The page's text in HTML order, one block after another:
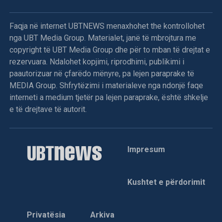
Sipas Tahirit, refuzimi i shumicës për të proceduar me
propozimin e kandidatit për kryetar të Kuvendit është një
përpjekje e qëllimshme për të thelluar ngërçin politik në
vend.
Deputetja e AAK-së gjuan me vezë drejt Kurtit,
përplasje fizike mes deputetëve
Menjëherë pas përfundimit të fjalës së Kryeministrit Albin
Kurti, deputetja e Aleancës për Ardhmërinë e Kosovës,
Time Kadriaj, është afruar drejt foltores dhe ka gjuajtur me
menjëhershëm të deputetëve nga grupe të ndryshme
tensioneve dhe pamundësisë për të vazhduar punimet,
ndërpresë seancën.
Faqja në internet UBTNEWS menaxhohet the kontrollohet
nga UBT Media Group. Materialet, janë të mbrojtura me
copyright të UBT Media Group dhe për to mban të drejtat e
rezervuara. Ndalohet kopjimi, riprodhimi, publikimi i
paautorizuar në çfarëdo mënyre, pa lejen paraprake të
MEDIA Group. Shfrytëzimi i materialeve nga ndonjë faqe
interneti a medium tjetër pa lejen paraprake, është shkelje
e të drejtave të autorit.
Impresum
Kushtet e përdorimit
Privatësia Arkiva